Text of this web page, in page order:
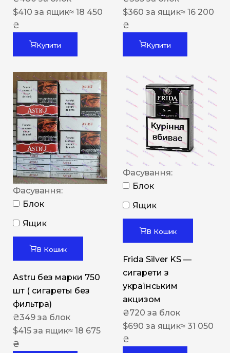
$410 за ящик≈ 18 450
₴
Купити
$360 за ящик≈ 16 200
₴
Купити
Фасування:
Блок
Ящик
В Кошик
Astru без марки 750
шт ( сигареты без
фильтра)
₴349 за блок
$415 за ящик≈ 18 675
₴
Фасування:
Блок
Ящик
В Кошик
Frida Silver KS —
сигарети з
українським
акцизом
₴720 за блок
$690 за ящик≈ 31 050
₴